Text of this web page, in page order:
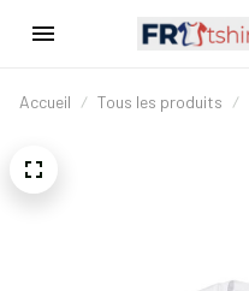
Accueil Tous les produits